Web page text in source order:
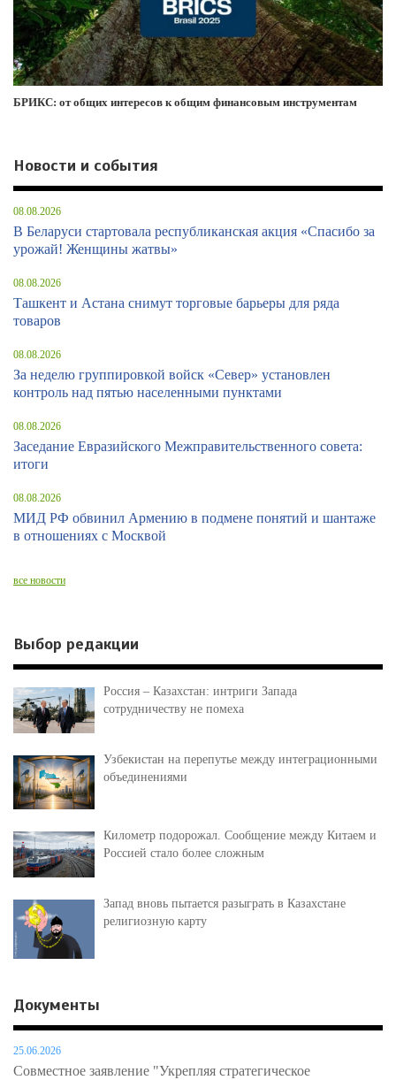
БРИКС: от общих интересов к общим финансовым инструментам
Новости и события
08.08.2026
В Беларуси стартовала республиканская акция «Спасибо за
урожай! Женщины жатвы»
08.08.2026
Ташкент и Астана снимут торговые барьеры для ряда
товаров
08.08.2026
За неделю группировкой войск «Север» установлен
контроль над пятью населенными пунктами
08.08.2026
Заседание Евразийского Межправительственного совета:
итоги
08.08.2026
МИД РФ обвинил Армению в подмене понятий и шантаже
в отношениях с Москвой
все новости
Выбор редакции
Россия – Казахстан: интриги Запада
сотрудничеству не помеха
Узбекистан на перепутье между интеграционными
объединениями
Километр подорожал. Сообщение между Китаем и
Россией стало более сложным
Запад вновь пытается разыграть в Казахстане
религиозную карту
Документы
25.06.2026
Совместное заявление "Укрепляя стратегическое